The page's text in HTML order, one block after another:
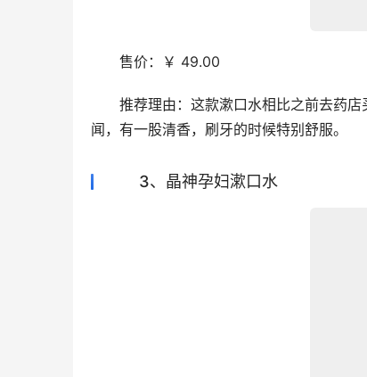
售价：￥ 49.00
推荐理由：这款漱口水相比之前去药店
闻，有一股清香，刷牙的时候特别舒服。
3、晶神孕妇漱口水